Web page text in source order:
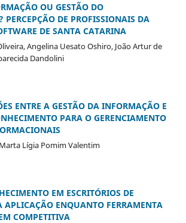
OU GESTÃO DO
PERCEPÇÃO DE PROFISSIONAIS DA
DE SANTA CATARINA
Angelina Uesato Oshiro, João Artur de
Dandolini
ENTRE A GESTÃO DA INFORMAÇÃO E
PARA O GERENCIAMENTO
Lígia Pomim Valentim
EM ESCRITÓRIOS DE
APLICAÇÃO ENQUANTO FERRAMENTA
COMPETITIVA